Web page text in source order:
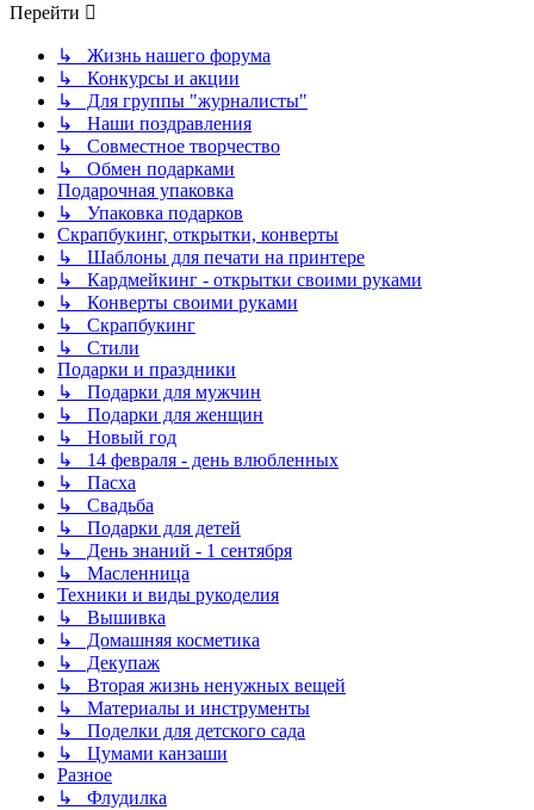
Перейти
↳ Жизнь нашего форума
↳ Конкурсы и акции
↳ Для группы "журналисты"
↳ Наши поздравления
↳ Совместное творчество
↳ Обмен подарками
Подарочная упаковка
↳ Упаковка подарков
Скрапбукинг, открытки, конверты
↳ Шаблоны для печати на принтере
↳ Кардмейкинг - открытки своими руками
↳ Конверты своими руками
↳ Скрапбукинг
↳ Стили
Подарки и праздники
↳ Подарки для мужчин
↳ Подарки для женщин
↳ Новый год
↳ 14 февраля - день влюбленных
↳ Пасха
↳ Свадьба
↳ Подарки для детей
↳ День знаний - 1 сентября
↳ Масленница
Техники и виды рукоделия
↳ Вышивка
↳ Домашняя косметика
↳ Декупаж
↳ Вторая жизнь ненужных вещей
↳ Материалы и инструменты
↳ Поделки для детского сада
↳ Цумами канзаши
Разное
↳ Флудилка